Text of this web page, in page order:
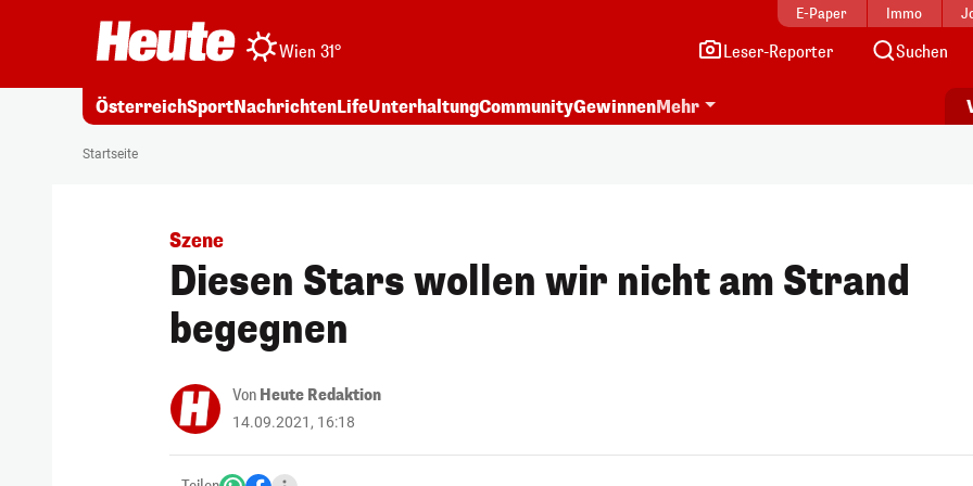
E-Paper Immo
Wien 31° Leser-Reporter Suchen
ÖsterreichSportNachrichtenLifeUnterhaltungCommunityGewinnenMehr
Startseite
Szene
Diesen Stars wollen wir nicht am Strand
begegnen
Von Heute Redaktion
14.09.2021, 16:18